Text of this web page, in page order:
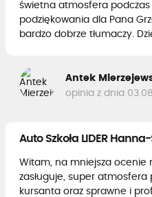
świetna atmosfera podczas
podziękowania dla Pana
bardzo dobrze tłumaczy.
Antek
opinia z dnia
Auto Szkoła LIDER
Witam, na mniejsza ocenie
zasługuje, super
kursanta oraz sprawne i